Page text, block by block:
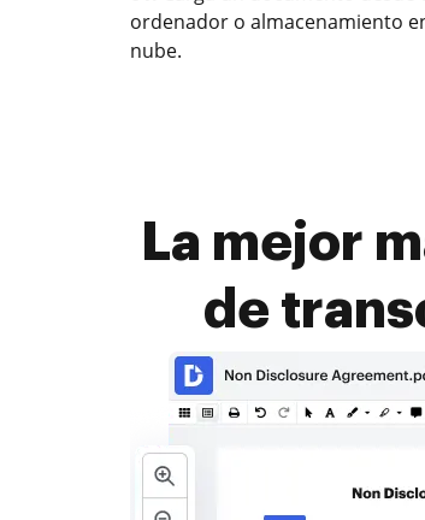
ordenador o almacenamiento
nube.
La mejor
de